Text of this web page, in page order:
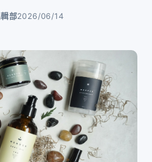
部2026/06/14